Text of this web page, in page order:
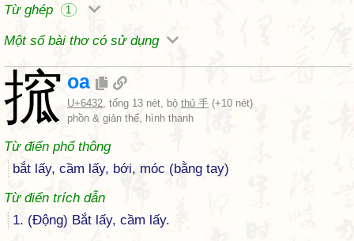
Từ ghép 1
Một số bài thơ có sử dụng
搲 oa
U+6432, tổng 13 nét, bộ thủ 手 (+10 nét)
phồn & giản thể, hình thanh
Từ điển phổ thông
bắt lấy, cầm lấy, bới, móc (bằng tay)
Từ điển trích dẫn
1. (Động) Bắt lấy, cầm lấy.